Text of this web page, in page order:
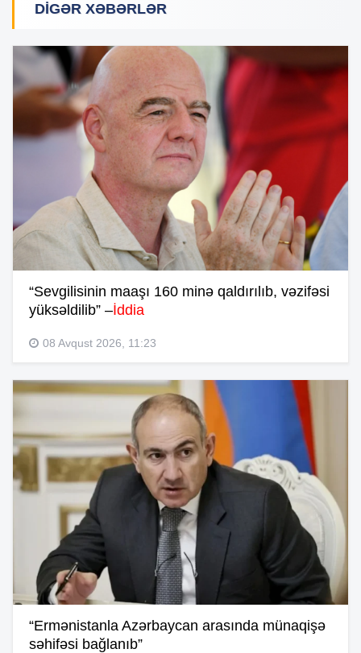
DIGƏR XƏBƏRLƏR
“Sevgilisinin maaşı 160 minə qaldırılıb, vəzifəsi
yüksəldilib” –İddia
08 Avqust 2026, 11:23
“Ermənistanla Azərbaycan arasında münaqişə
səhifəsi bağlanıb”